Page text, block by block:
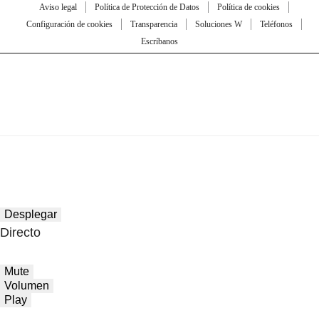
Aviso legal Política de Protección de Datos
Política de cookies
Configuración de cookies
Transparencia Soluciones W
Teléfonos
Escríbanos
Desplegar
Directo
Mute
Volumen
Play